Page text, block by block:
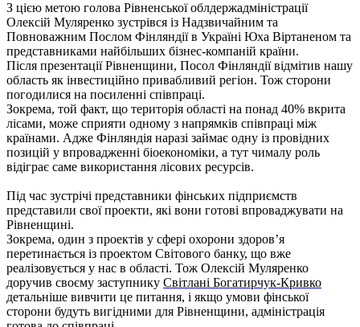
З цією метою голова Рівненської облдержадміністрації
Олексій Муляренко зустрівся із Надзвичайним та
Повноважним Послом Фінляндії в Україні Юха Віртаненом та
представниками найбільших бізнес-компаній країни.
Після презентації Рівненщини, Посол Фінляндії відмітив нашу
область як інвестиційно привабливий регіон. Тож сторони
погодилися на посиленні співпраці.
Зокрема, той факт, що територія області на понад 40% вкрита
лісами, може сприяти одному з напрямків співпраці між
країнами. Адже Фінляндія наразі займає одну із провідних
позицій у впровадженні біоекономіки, а тут чималу роль
відіграє саме використання лісових ресурсів.
Під час зустрічі представники фінських підприємств
представили свої проекти, які вони готові впроваджувати на
Рівненщині.
Зокрема, один з проектів у сфері охорони здоров’я
перетинається із проектом Світового банку, що вже
реалізовується у нас в області. Тож Олексій Муляренко
доручив своєму заступнику Світлані Богатирчук-Кривко
детальніше вивчити це питання, і якщо умови фінської
сторони будуть вигідними для Рівненщини, адміністрація